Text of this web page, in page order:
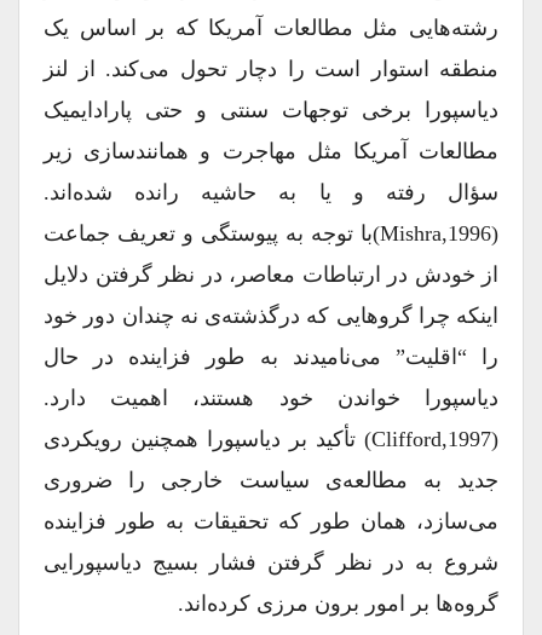
رشته‌هایی مثل مطالعات آمریکا که بر اساس یک
منطقه استوار است را دچار تحول می‌کند. از لنز
دیاسپورا برخی توجهات سنتی و حتی پارادایمیک
مطالعات آمریکا مثل مهاجرت و همانندسازی زیر
سؤال رفته و یا به حاشیه رانده‌ شده‌اند.
(Mishra,1996)با توجه به پیوستگی و تعریف جماعت
از خودش در ارتباطات معاصر، در نظر گرفتن دلایل
اینکه چرا گروهایی که درگذشته‌ی نه‌ چندان دور خود
را “اقلیت” می‌نامیدند به‌ طور فزاینده در حال
دیاسپورا خواندن خود هستند، اهمیت دارد.
(Clifford,1997) تأکید بر دیاسپورا همچنین رویکردی
جدید به مطالعه‌ی سیاست خارجی را ضروری
می‌سازد، همان ‌طور که تحقیقات به ‌طور فزاینده
شروع به در نظر گرفتن فشار بسیج دیاسپورایی
گروه‌ها بر امور برون ‌مرزی کرده‌اند.